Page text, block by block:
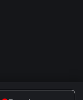
2.228.1